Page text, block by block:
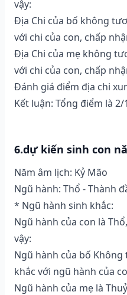
vậy:
Địa Chi của bố không
với chi của con, chấp
Địa Chi của mẹ không
với chi của con, chấp
Đánh giá điểm địa chi
Kết luận: Tổng điểm là 2/
6.dự kiến sinh con
Năm âm lịch: Kỷ Mão
Ngũ hành: Thổ - Thành
* Ngũ hành sinh khắc:
Ngũ hành của con là
vậy:
Ngũ hành của bố
khắc với ngũ hành của
Ngũ hành của mẹ là